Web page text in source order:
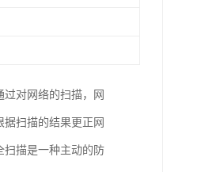
对网络的扫描，网
扫描的结果更正网
扫描是一种主动的防